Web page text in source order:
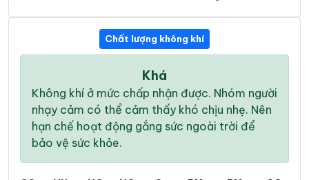
Chất lượng không khí
Khá
Không khí ở mức chấp nhận được. Nhóm người
nhạy cảm có thể cảm thấy khó chịu nhẹ. Nên
hạn chế hoạt động gắng sức ngoài trời để
bảo vệ sức khỏe.